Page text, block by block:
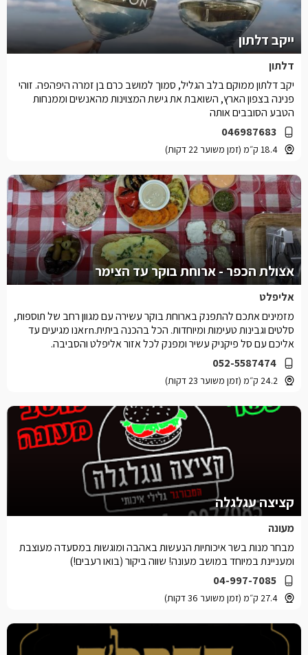
ייקב דלתון
דלתון
046987683
18.4 ק״מ (זמן משוער 22 דקות)
יקב דלתון ממוקם בלב הגליל, סמוך למושב כרם בן זמרה היפהפה. זוהי
פנינה בצפון הארץ, השואבת את גישת המצוינות מהאנשים וממנחות
הטבע הסובבים אותה
אצולת הכפר - ארוחת בוקר עד הצימר
אליפלט
052-5587474
24.2 ק״מ (זמן משוער 23 דקות)
מזמינים אתכם להתפנק בארוחת בוקר עשירה עם מגוון רחב של תוספות,
סלטים וגבינות טעימות ומיוחדות. הכל בהכנה ביתית.rnאנו מגיעים עד
אליכם עם סל פיקניק עשיר ומפנק לכל אזור אליפלט והסביבה.
קציצה עגלגלה
מעונה
04-997-7085
27.4 ק״מ (זמן משוער 36 דקות)
מבחר מנות בשר איכותיות הנעשות באהבה ומוגשות במסעדה מעוצבת
ומעניינת במיוחד במושב מעונה! שווה ביקור (בואו רעבים!)